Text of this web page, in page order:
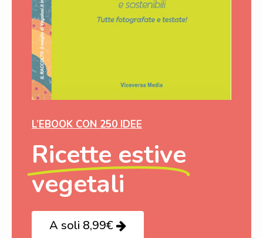
L’EBOOK CON 250 IDEE
Ricette estive
vegetali
A soli 8,99€